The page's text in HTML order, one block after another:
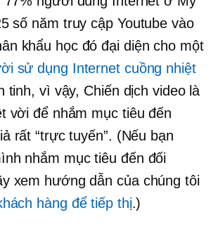
số năm truy cập Youtube vào
khẩu học đó đại diện cho một
sử dụng Internet cuồng nhiệt
tinh, vì vậy, Chiến dịch video là
vời để nhắm mục tiêu đến
rất “trực tuyến”. (Nếu bạn
nhắm mục tiêu đến đối
xem hướng dẫn của chúng tôi
hàng để tiếp thị.)